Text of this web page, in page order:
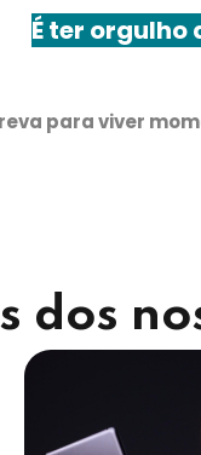
É ter orgulho
para viver
dos